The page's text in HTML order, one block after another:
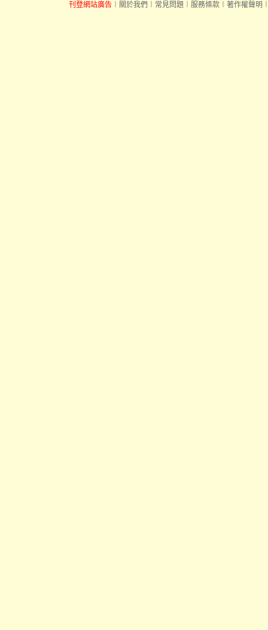
刊登網站廣告 關於我們 常見問題 服務條款 著作權聲明